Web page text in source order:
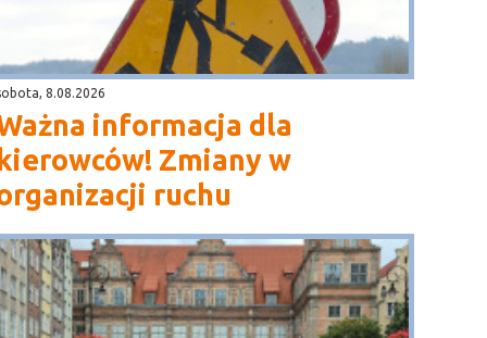
8.08.2026
informacja dla
kierowców! Zmiany w
ruchu